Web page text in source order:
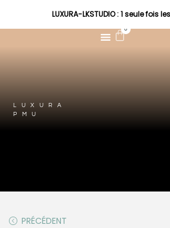
LUXURA-LKSTUDIO : 1 seule fois
LUXURA
PMU
0
PRÉCÉDENT